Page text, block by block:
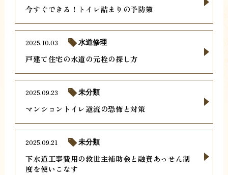
今すぐできる！トイレ詰まりの予防策
戸建て住宅の水道の元栓の探し方
2025.10.03 水道修理
マンショントイレ逆流の恐怖と対策
2025.09.23 未分類
下水道工事費用の救世主補助金と融資あっせん制
度を使いこなす
2025.09.21 未分類